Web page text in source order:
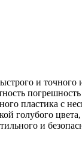
и
пластика с
голубого
и